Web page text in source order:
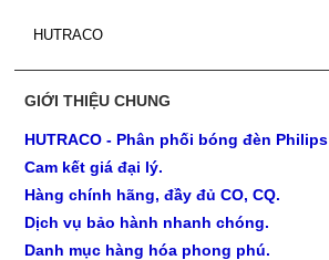
HUTRACO
GIỚI THIỆU CHUNG
HUTRACO - Phân phối bóng đèn Philips
Cam kết giá đại lý.
Hàng chính hãng, đầy đủ CO, CQ.
Dịch vụ bảo hành nhanh chóng.
Danh mục hàng hóa phong phú.